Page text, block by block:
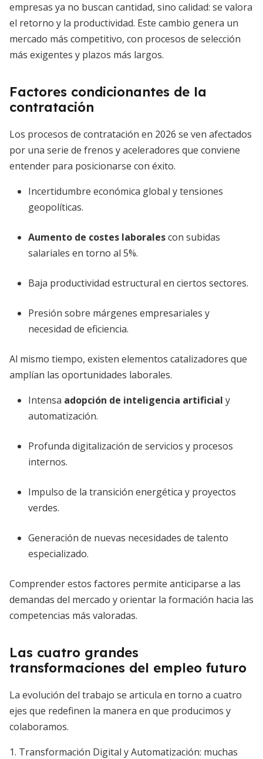
empresas ya no buscan cantidad, sino calidad: se valora
el retorno y la productividad. Este cambio genera un
mercado más competitivo, con procesos de selección
más exigentes y plazos más largos.
Factores condicionantes de la
contratación
Los procesos de contratación en 2026 se ven afectados
por una serie de frenos y aceleradores que conviene
entender para posicionarse con éxito.
Incertidumbre económica global y tensiones
geopolíticas.
Aumento de costes laboralescon subidas
salariales en torno al 5%.
Baja productividad estructural en ciertos sectores.
Presión sobre márgenes empresariales y
necesidad de eficiencia.
Al mismo tiempo, existen elementos catalizadores que
amplían las oportunidades laborales.
Intensa adopción de inteligencia artificial y
automatización.
Profunda digitalización de servicios y procesos
internos.
Impulso de la transición energética y proyectos
verdes.
Generación de nuevas necesidades de talento
especializado.
Comprender estos factores permite anticiparse a las
demandas del mercado y orientar la formación hacia las
competencias más valoradas.
Las cuatro grandes
transformaciones del empleo futuro
La evolución del trabajo se articula en torno a cuatro
ejes que redefinen la manera en que producimos y
colaboramos.
1. Transformación Digital y Automatización: muchas